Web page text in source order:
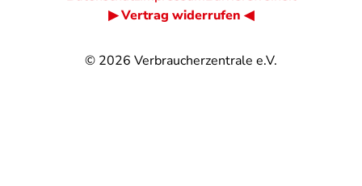
© 2026 Verbraucherzentrale e.V.
▶ Vertrag widerrufen ◀